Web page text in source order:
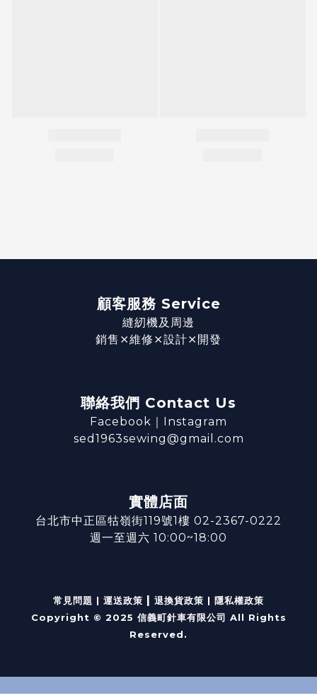
顧客服務 Service
縫紉機及周邊
銷售⨯維修⨯設計⨯開發
聯絡我們 Contact Us
Facebook ｜ Instagram
sed1963sewing@gmail.com
實體店面
台北市中正區牯嶺街119號1樓 02-2367-0222
週一至週六 10:00~18:00
常見問題 | 運送政策 | 退換貨政策 | 隱私權政策
Copyright © 2025 信義町針車有限公司 All Rights
Reserved.